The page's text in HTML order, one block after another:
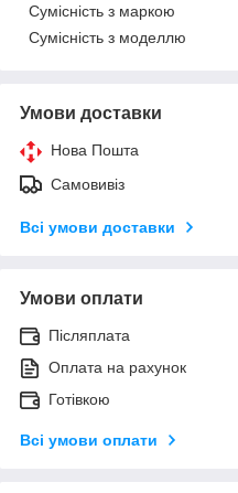
Сумісність з маркою
Сумісність з моделлю
Умови доставки
Нова Пошта
Самовивіз
Всі умови доставки
Умови оплати
Післяплата
Оплата на рахунок
Готівкою
Всі умови оплати